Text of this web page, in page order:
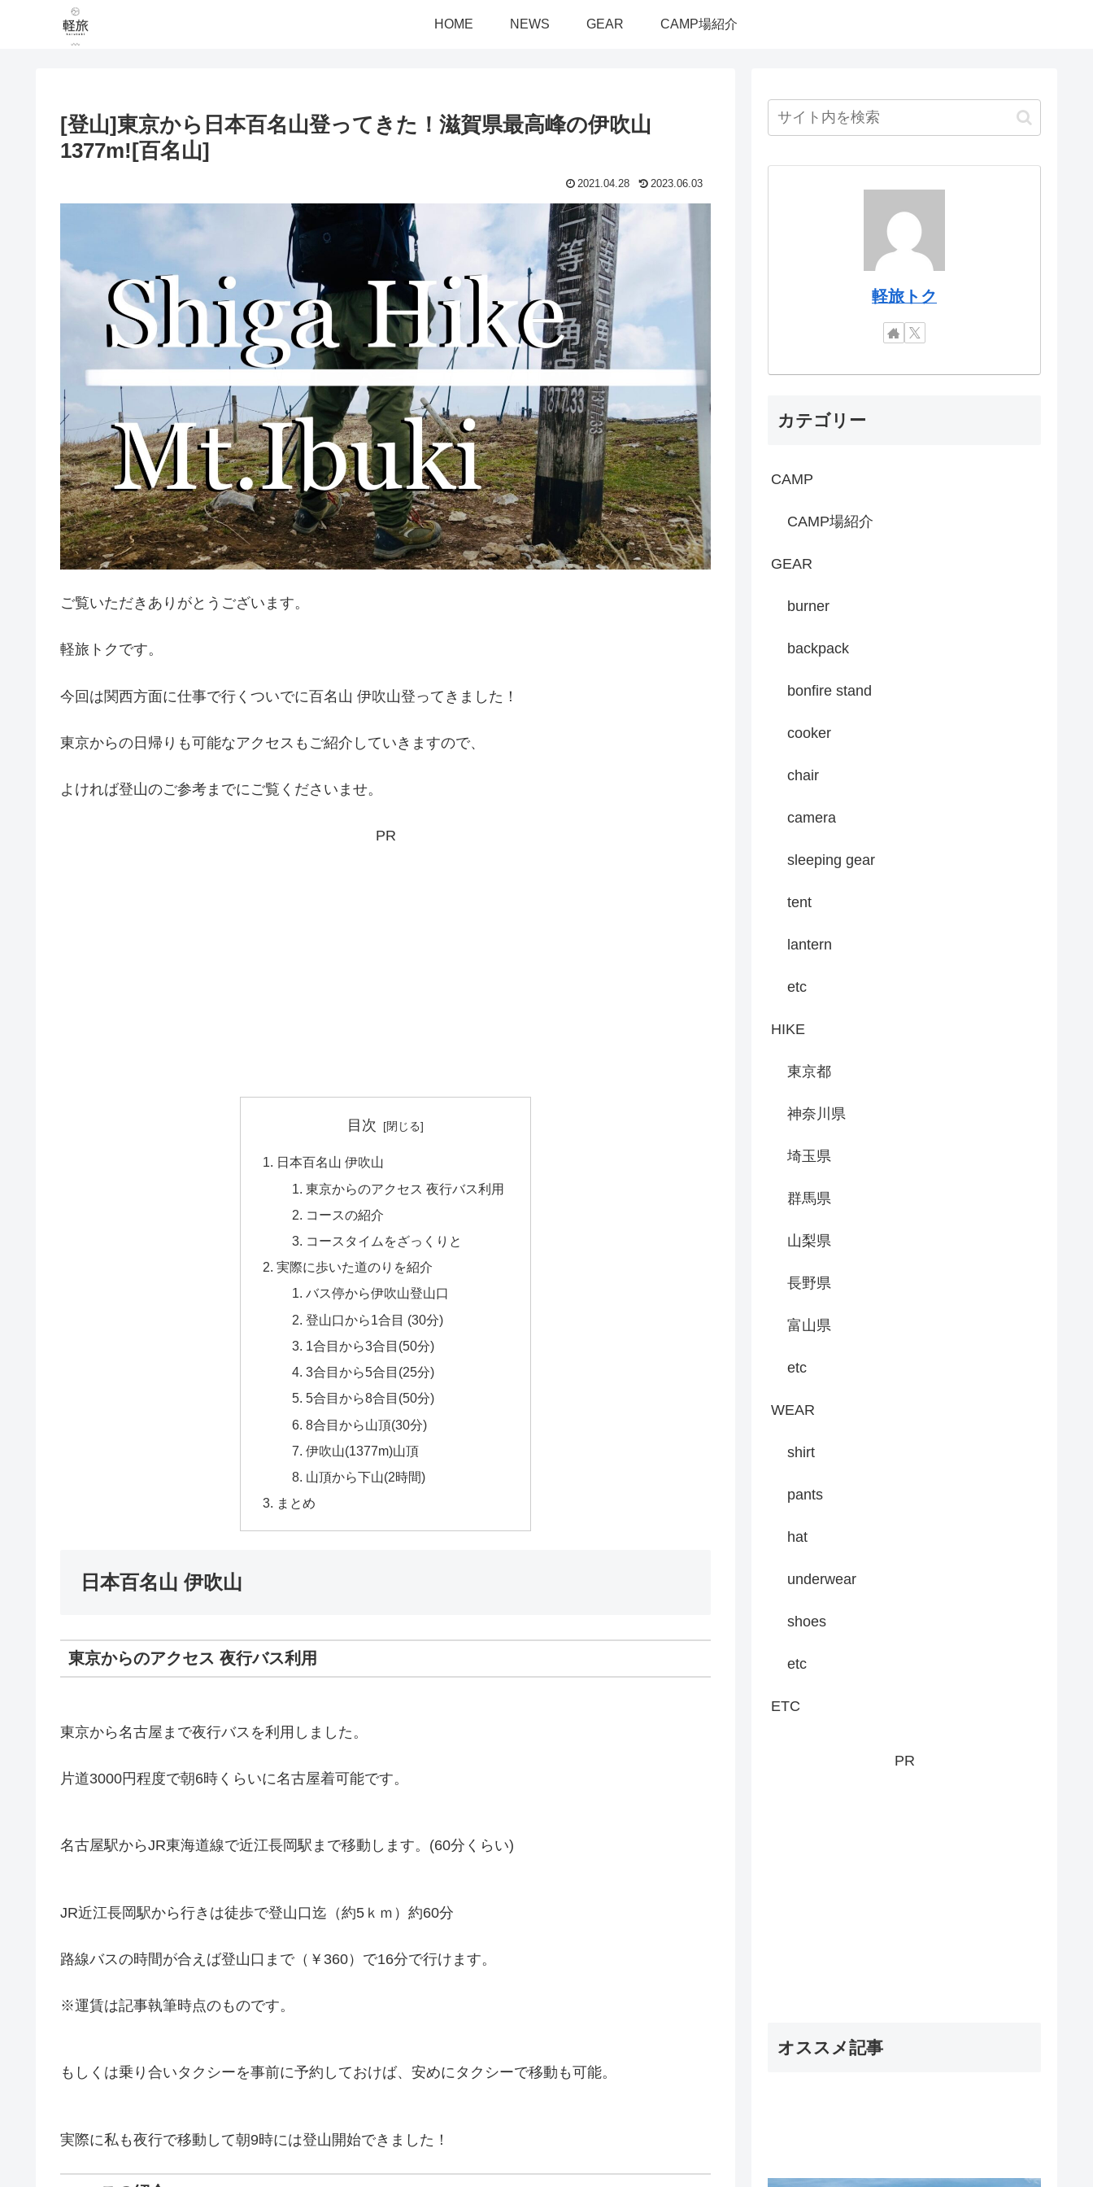
HOME NEWS GEAR CAMP場紹介
[登山]東京から日本百名山登ってきた！滋賀県最高峰の伊吹山
1377m![百名山]
2021.04.28 2023.06.03
ご覧いただきありがとうございます。
軽旅トクです。
今回は関西方面に仕事で行くついでに百名山 伊吹山登ってきました！
東京からの日帰りも可能なアクセスもご紹介していきますので、
よければ登山のご参考までにご覧くださいませ。
PR
目次
日本百名山 伊吹山
東京からのアクセス 夜行バス利用
コースの紹介
コースタイムをざっくりと
実際に歩いた道のりを紹介
バス停から伊吹山登山口
登山口から1合目 (30分)
1合目から3合目(50分)
3合目から5合目(25分)
5合目から8合目(50分)
8合目から山頂(30分)
伊吹山(1377m)山頂
山頂から下山(2時間)
まとめ
日本百名山 伊吹山
東京からのアクセス 夜行バス利用
東京から名古屋まで夜行バスを利用しました。
片道3000円程度で朝6時くらいに名古屋着可能です。
名古屋駅からJR東海道線で近江長岡駅まで移動します。(60分くらい)
JR近江長岡駅から行きは徒歩で登山口迄（約5ｋｍ）約60分
路線バスの時間が合えば登山口まで（￥360）で16分で行けます。
※運賃は記事執筆時点のものです。
もしくは乗り合いタクシーを事前に予約しておけば、安めにタクシーで移動も可能。
実際に私も夜行で移動して朝9時には登山開始できました！
軽旅トク
カテゴリー
CAMP
CAMP場紹介
GEAR
burner
backpack
bonfire stand
cooker
chair
camera
sleeping gear
tent
lantern
etc
HIKE
東京都
神奈川県
埼玉県
群馬県
山梨県
長野県
富山県
etc
WEAR
shirt
pants
hat
underwear
shoes
etc
ETC
PR
オススメ記事